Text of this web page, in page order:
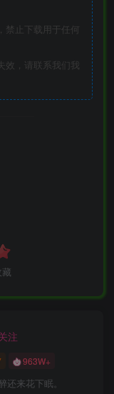
禁止下载用于任何
效，请联系我们我
藏
注
963W+
来花下眠。